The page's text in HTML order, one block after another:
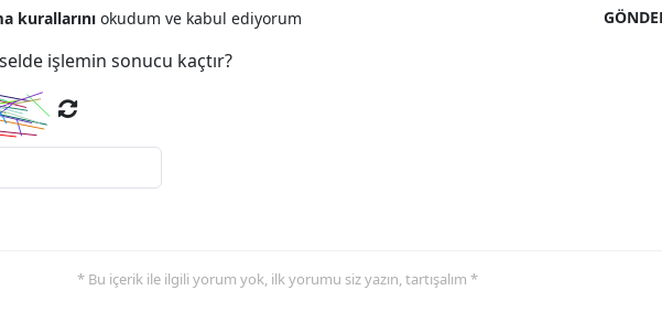
kurallarını okudum ve kabul ediyorum
işlemin sonucu kaçtır?
* Bu içerik ile ilgili yorum yok, ilk yorumu siz yazın, tartışalım *